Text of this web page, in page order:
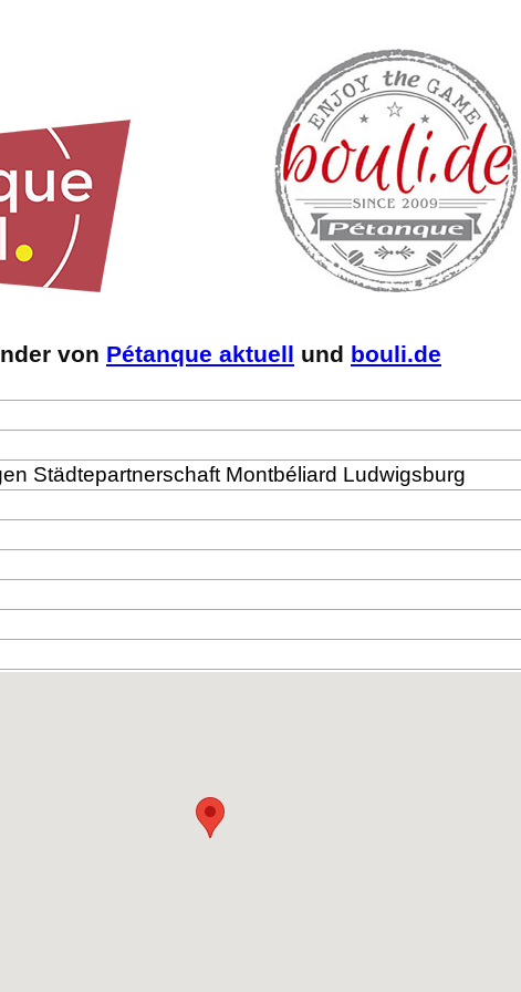
von Pétanque aktuell und bouli.de
Städtepartnerschaft Montbéliard Ludwigsburg